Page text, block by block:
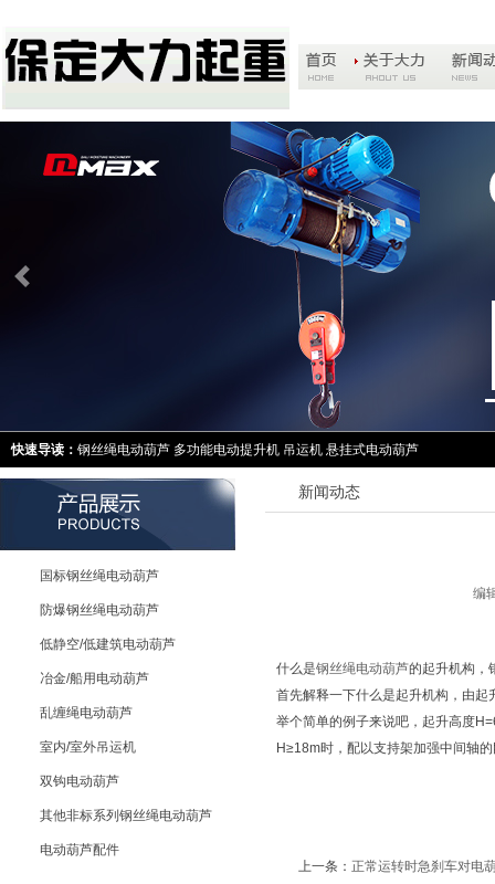
快速导读： 钢丝绳电动葫芦 多功能电动提升机 吊运机 悬挂式电动葫芦
新闻动态
编
什么是钢丝绳电动葫芦的起升机构，
首先解释一下什么是起升机构，由
举个简单的例子来说吧，起升高度
H≥18m时，配以支持架加强中间轴
上一条： 正常运转时急刹车对电
国标钢丝绳电动葫芦
防爆钢丝绳电动葫芦
低静空/低建筑电动葫芦
冶金/船用电动葫芦
乱缠绳电动葫芦
室内/室外吊运机
双钩电动葫芦
其他非标系列钢丝绳电动葫芦
电动葫芦配件